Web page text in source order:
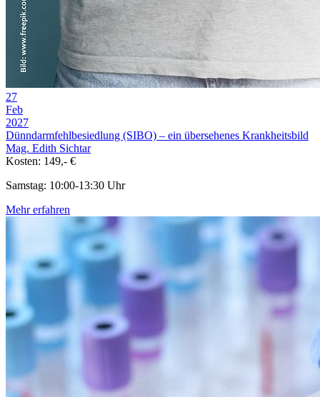
27
Feb
2027
Dünndarmfehlbesiedlung (SIBO) – ein übersehenes Krankheitsbild
Mag. Edith Sichtar
Kosten: 149,- €
Samstag: 10:00-13:30 Uhr
Mehr erfahren